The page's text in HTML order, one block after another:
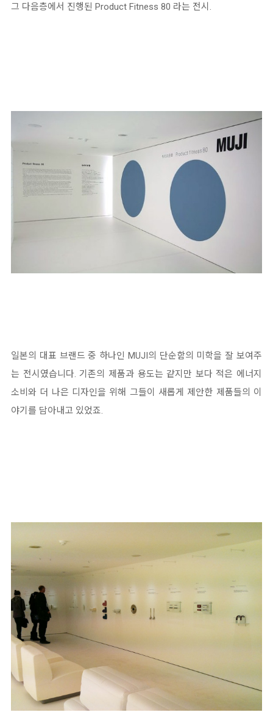
그 다음층에서 진행된 Product Fitness 80 라는 전시.
일본의 대표 브랜드 중 하나인 MUJI의 단순함의 미학을 잘 보여주
는 전시였습니다. 기존의 제품과 용도는 같지만 보다 적은 에너지
소비와 더 나은 디자인을 위해 그들이 새롭게 제안한 제품들의 이
야기를 담아내고 있었죠.